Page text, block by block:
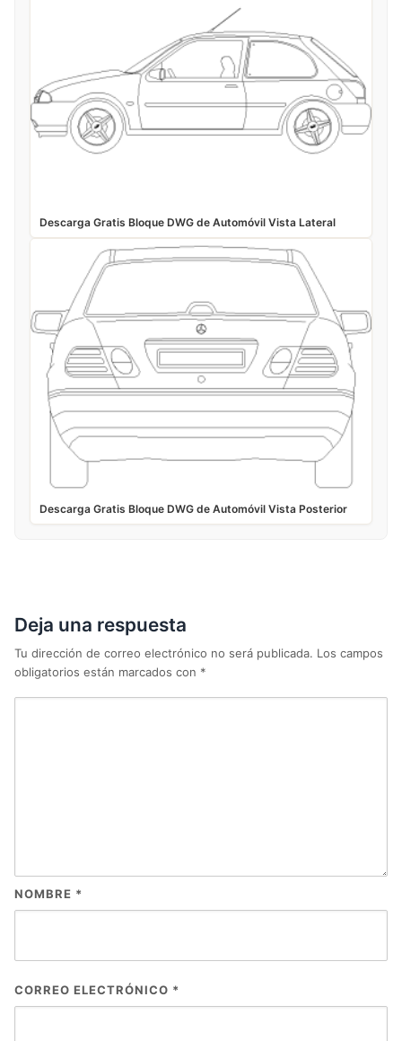
Descarga Gratis Bloque DWG de Automóvil Vista Lateral
Descarga Gratis Bloque DWG de Automóvil Vista Posterior
Deja una respuesta
Tu dirección de correo electrónico no será publicada. Los campos
obligatorios están marcados con *
NOMBRE *
CORREO ELECTRÓNICO *